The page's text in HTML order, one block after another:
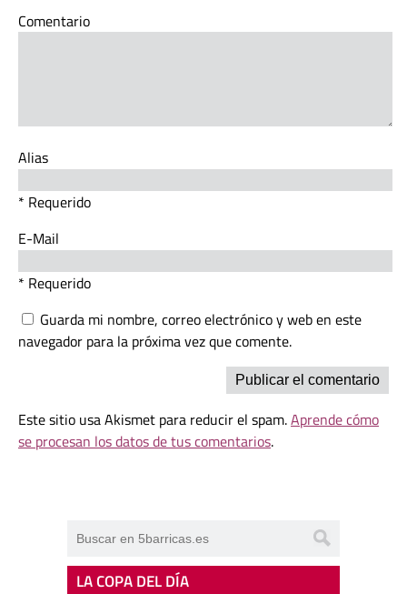
Comentario
Alias
* Requerido
E-Mail
* Requerido
Guarda mi nombre, correo electrónico y web en este
navegador para la próxima vez que comente.
Este sitio usa Akismet para reducir el spam.Aprende cómo
se procesan los datos de tus comentarios.
LA COPA DEL DÍA